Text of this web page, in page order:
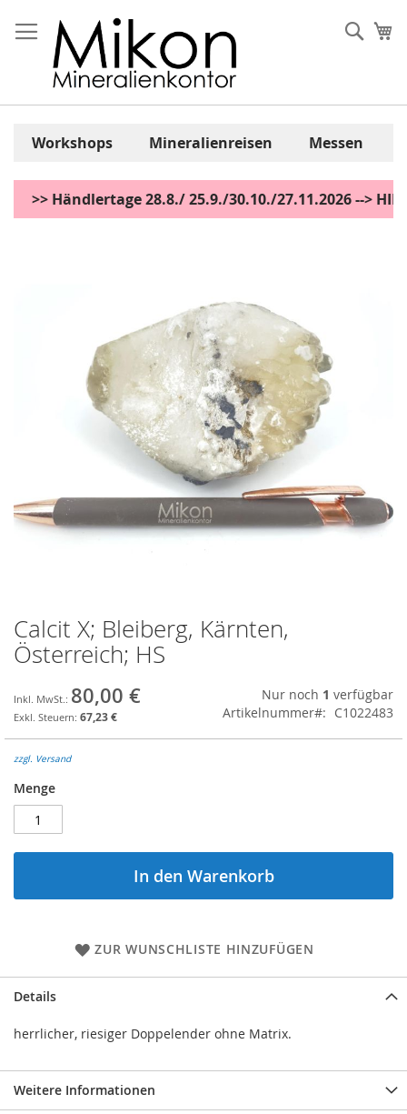
Inhalt
springen
Workshops Mineralienreisen Messen
>> Händlertage 28.8./ 25.9./30.10./27.11.2026 -->
Zum
Anfang
der
springen
Calcit X; Bleiberg, Kärnten,
Österreich; HS
80,00 €
67,23 €
Nur noch 1 verfügbar
Artikelnummer
C1022483
zzgl. Versand
Menge
In den Warenkorb
ZUR WUNSCHLISTE HINZUFÜGEN
Details
herrlicher, riesiger Doppelender ohne Matrix.
Weitere Informationen